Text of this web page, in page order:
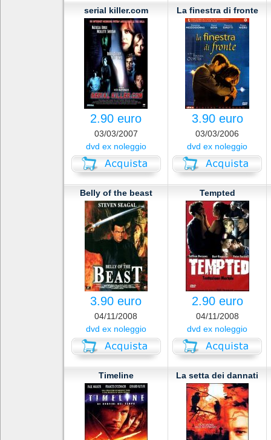
serial killer.com
2.90 euro
03/03/2007
dvd ex noleggio
La finestra di fronte
3.90 euro
03/03/2006
dvd ex noleggio
Belly of the beast
3.90 euro
04/11/2008
dvd ex noleggio
Tempted
2.90 euro
04/11/2008
dvd ex noleggio
Timeline La setta dei dannati